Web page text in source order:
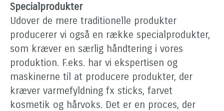
Specialprodukter
Udover de mere traditionelle produkter
producerer vi også en række specialprodukter,
som kræver en særlig håndtering i vores
produktion. F.eks. har vi ekspertisen og
maskinerne til at producere produkter, der
kræver varmefyldning fx sticks, farvet
kosmetik og hårvoks. Det er en proces, der